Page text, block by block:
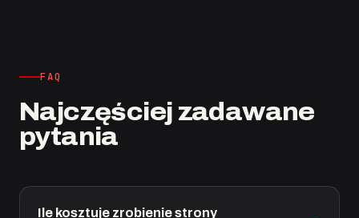
FAQ
Najczęściej zadawane
pytania
Ile kosztuje zrobienie strony